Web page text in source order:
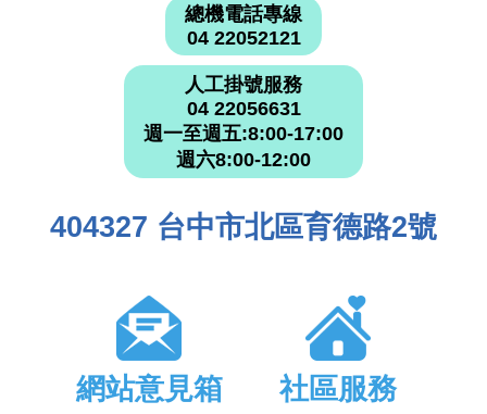
總機電話專線
04 22052121
人工掛號服務
04 22056631
週一至週五:8:00-17:00
週六8:00-12:00
404327 台中市北區育德路2號
網站意見箱 社區服務